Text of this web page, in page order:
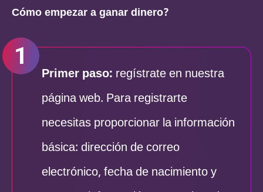
Cómo empezar a ganar dinero?
Primer paso:regístrate en nuestra
página web. Para registrarte
necesitas proporcionar la información
básica: dirección de correo
electrónico, fecha de nacimiento y